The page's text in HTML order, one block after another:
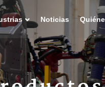
Noticias